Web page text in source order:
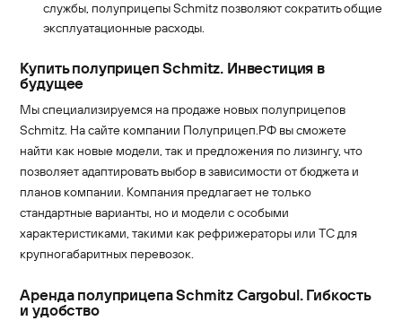
службы, полуприцепы Schmitz позволяют сократить общие
эксплуатационные расходы.
Купить полуприцеп Schmitz. Инвестиция в
будущее
Мы специализируемся на продаже новых полуприцепов
Schmitz. На сайте компании Полуприцеп.РФ вы сможете
найти как новые модели, так и предложения по лизингу, что
позволяет адаптировать выбор в зависимости от бюджета и
планов компании. Компания предлагает не только
стандартные варианты, но и модели с особыми
характеристиками, такими как рефрижераторы или ТС для
крупногабаритных перевозок.
Аренда полуприцепа Schmitz Cargobul. Гибкость
и удобство